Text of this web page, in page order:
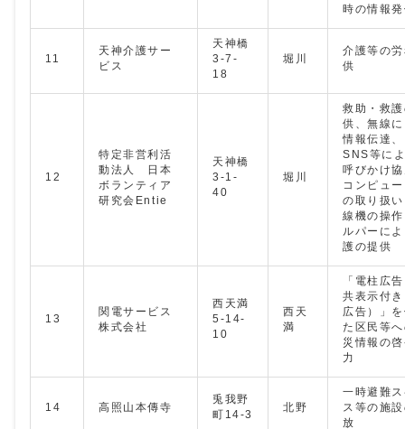
時の情報
11
天神介護サー
ビス
天神橋
3-7-
18
堀川
介護等の
供
12
特定非営利活
動法人 日本
ボランティア
研究会Entie
天神橋
3-1-
40
堀川
救助・救
供、無線
情報伝達、
SNS等に
呼びかけ
コンピュ
の取り扱
線機の操
ルパーに
護の提供
13
関電サービス
株式会社
西天満
5-14-
10
西天
満
「電柱広
共表示付
広告）」
た区民等
災情報の
力
14 高照山本傳寺
兎我野
町14-3
北野
一時避難
ス等の施
放